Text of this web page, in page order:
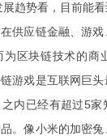
展趋势看，目前能
供应链金融、游
区块链技术的商
游戏是互联网巨
内已经有超过5家
。像小米的加密